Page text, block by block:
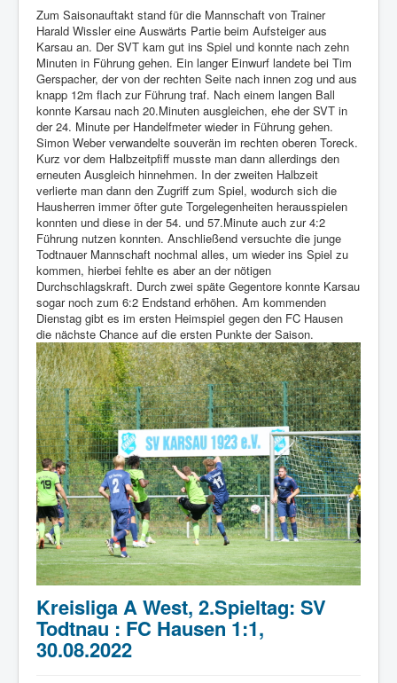
Zum Saisonauftakt stand für die Mannschaft von Trainer
Harald Wissler eine Auswärts Partie beim Aufsteiger aus
Karsau an. Der SVT kam gut ins Spiel und konnte nach zehn
Minuten in Führung gehen. Ein langer Einwurf landete bei Tim
Gerspacher, der von der rechten Seite nach innen zog und aus
knapp 12m flach zur Führung traf. Nach einem langen Ball
konnte Karsau nach 20.Minuten ausgleichen, ehe der SVT in
der 24. Minute per Handelfmeter wieder in Führung gehen.
Simon Weber verwandelte souverän im rechten oberen Toreck.
Kurz vor dem Halbzeitpfiff musste man dann allerdings den
erneuten Ausgleich hinnehmen. In der zweiten Halbzeit
verlierte man dann den Zugriff zum Spiel, wodurch sich die
Hausherren immer öfter gute Torgelegenheiten herausspielen
konnten und diese in der 54. und 57.Minute auch zur 4:2
Führung nutzen konnten. Anschließend versuchte die junge
Todtnauer Mannschaft nochmal alles, um wieder ins Spiel zu
kommen, hierbei fehlte es aber an der nötigen
Durchschlagskraft. Durch zwei späte Gegentore konnte Karsau
sogar noch zum 6:2 Endstand erhöhen. Am kommenden
Dienstag gibt es im ersten Heimspiel gegen den FC Hausen
die nächste Chance auf die ersten Punkte der Saison.
Kreisliga A West, 2.Spieltag: SV
Todtnau : FC Hausen 1:1,
30.08.2022